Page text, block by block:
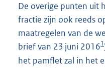
De overige punten uit
fractie zijn ook reeds
maatregelen van de
brief van 23 juni 20161
het pamflet zal in het